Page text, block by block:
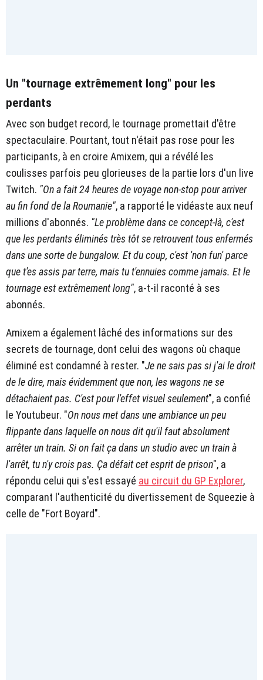
Un "tournage extrêmement long" pour les
perdants
Avec son budget record, le tournage promettait d'être
spectaculaire. Pourtant, tout n'était pas rose pour les
participants, à en croire Amixem, qui a révélé les
coulisses parfois peu glorieuses de la partie lors d'un live
Twitch. "On a fait 24 heures de voyage non-stop pour arriver
au fin fond de la Roumanie", a rapporté le vidéaste aux neuf
millions d'abonnés. "Le problème dans ce concept-là, c'est
que les perdants éliminés très tôt se retrouvent tous enfermés
dans une sorte de bungalow. Et du coup, c'est 'non fun' parce
que t'es assis par terre, mais tu t'ennuies comme jamais. Et le
tournage est extrêmement long", a-t-il raconté à ses
abonnés.
Amixem a également lâché des informations sur des
secrets de tournage, dont celui des wagons où chaque
éliminé est condamné à rester. "Je ne sais pas si j'ai le droit
de le dire, mais évidemment que non, les wagons ne se
détachaient pas. C'est pour l'effet visuel seulement", a confié
le Youtubeur. "On nous met dans une ambiance un peu
flippante dans laquelle on nous dit qu'il faut absolument
arrêter un train. Si on fait ça dans un studio avec un train à
l'arrêt, tu n'y crois pas. Ça défait cet esprit de prison", a
répondu celui qui s'est essayé au circuit du GP Explorer,
comparant l'authenticité du divertissement de Squeezie à
celle de "Fort Boyard".